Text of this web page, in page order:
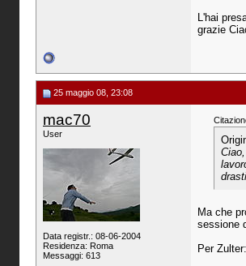
L'hai
grazie
25 maggio 08, 23:08
mac70
User
Data registr.: 08-06-2004
Residenza: Roma
Messaggi: 613
Ma che
sessione
Per